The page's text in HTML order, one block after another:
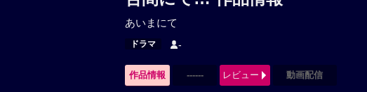
あいまにて
ドラマ -
作品情報 ------ レビュー 動画配信